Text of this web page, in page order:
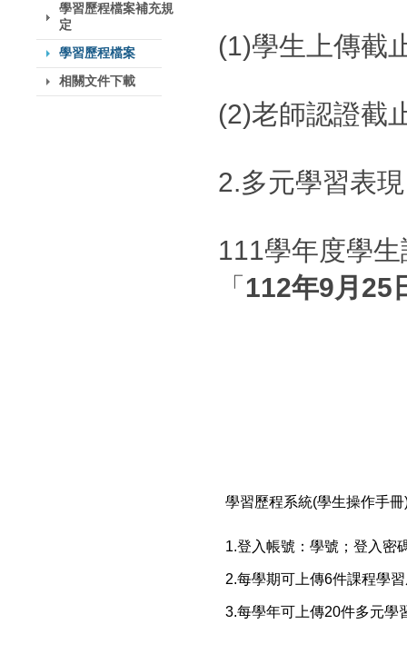
學習歷程檔案補充規
定
學習歷程檔案
相關文件下載
(1)學生上傳截
(2)老師認證截
2.多元學習表
111學年度學
「 112年9月25
學習歷程系統(學生操作手冊
1.登入帳號：學號；登入密
2.每學期可上傳6件課程學
3.每學年可上傳20件多元學